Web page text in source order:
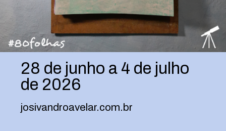
josivandroavelar.com.br
28 de junho a 4 de julho
de 2026